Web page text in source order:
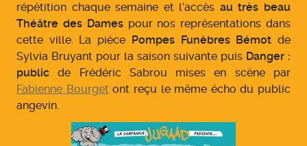
répétition chaque semaine et l’accès au très beau
Théâtre des Damespour nos représentations dans
cette ville. La pièce Pompes Funèbres Bémot de
Sylvia Bruyant pour la saison suivante puis Danger :
public de Frédéric Sabrou mises en scène par
Fabienne Bourgetont reçu le même écho du public
angevin.